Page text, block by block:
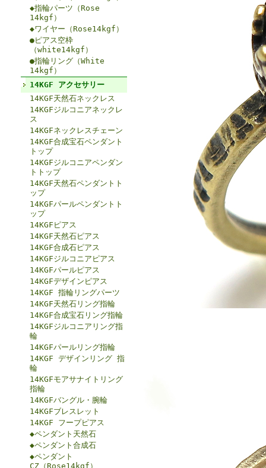
◆指輪パーツ（Rose
14kgf）
◆ワイヤー（Rose14kgf）
●ピアス空枠
（white14kgf）
●指輪リング（White
14kgf）
14KGF アクセサリー
14KGF天然石ネックレス
14KGFジルコニアネックレ
ス
14KGFネックレスチェーン
14KGF合成宝石ペンダント
トップ
14KGFジルコニアペンダン
トトップ
14KGF天然石ペンダントト
ップ
14KGFパールペンダントト
ップ
14KGFピアス
14KGF天然石ピアス
14KGF合成石ピアス
14KGFジルコニアピアス
14KGFパールピアス
14KGFデザインピアス
14KGF 指輪リングパーツ
14KGF天然石リング指輪
14KGF合成宝石リング指輪
14KGFジルコニアリング指
輪
14KGFパールリング指輪
14KGF デザインリング 指
輪
14KGFモアサナイトリング
指輪
14KGFバングル・腕輪
14KGFブレスレット
14KGF フープピアス
◆ペンダント天然石
◆ペンダント合成石
◆ペンダント
CZ（Rose14kgf）